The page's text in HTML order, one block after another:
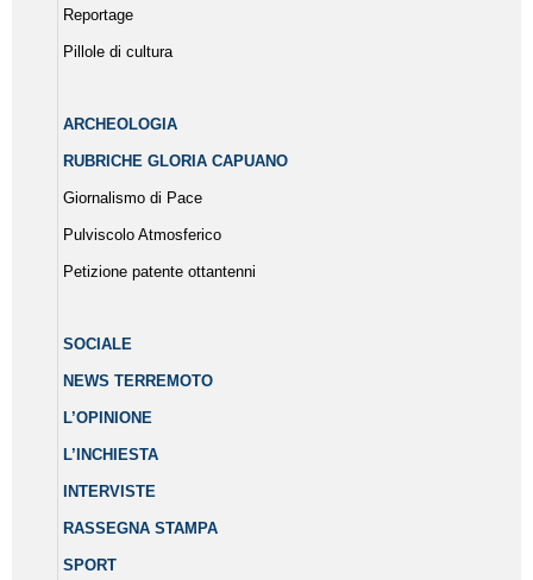
Reportage
Pillole di cultura
ARCHEOLOGIA
RUBRICHE GLORIA CAPUANO
Giornalismo di Pace
Pulviscolo Atmosferico
Petizione patente ottantenni
SOCIALE
NEWS TERREMOTO
L’OPINIONE
L’INCHIESTA
INTERVISTE
RASSEGNA STAMPA
SPORT